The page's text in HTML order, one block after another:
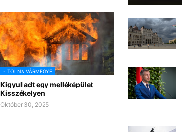
- TOLNA VÁRMEGYE
Kigyulladt egy melléképület
Kisszékelyen
Október 30, 2025